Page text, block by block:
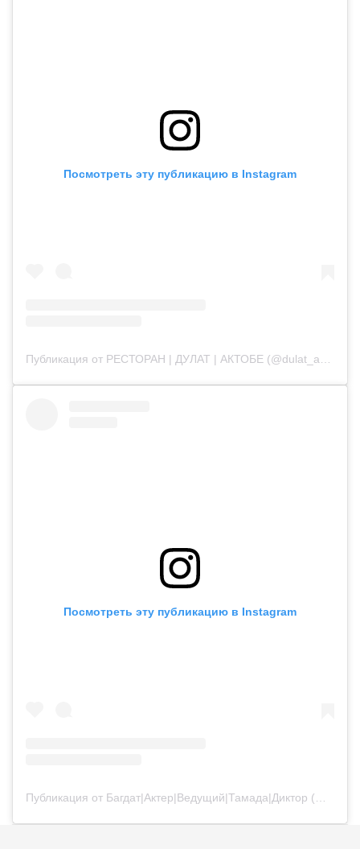
Посмотреть эту публикацию в Instagram
Посмотреть эту публикацию в Instagram